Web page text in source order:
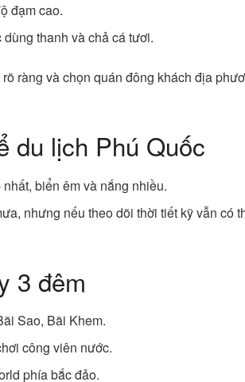
đạm cao.
thanh và chả cá tươi.
ràng và chọn quán đông khách địa
du lịch Phú Quốc
biển êm và nắng nhiều.
nhưng nếu theo dõi thời tiết kỹ vẫn có
3 đêm
Sao, Bãi Khem.
công viên nước.
phía bắc đảo.